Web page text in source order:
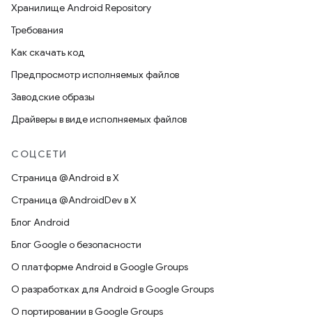
Хранилище Android Repository
Требования
Как скачать код
Предпросмотр исполняемых файлов
Заводские образы
Драйверы в виде исполняемых файлов
СОЦСЕТИ
Страница @Android в X
Страница @AndroidDev в X
Блог Android
Блог Google о безопасности
О платформе Android в Google Groups
О разработках для Android в Google Groups
О портировании в Google Groups